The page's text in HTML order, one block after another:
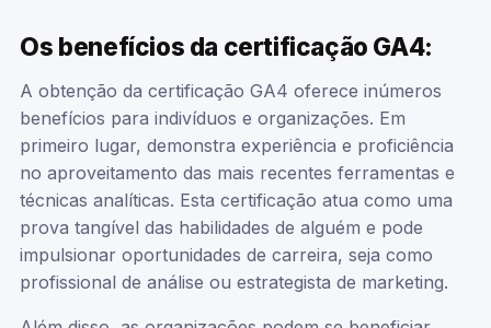
Os benefícios da certificação GA4:
A obtenção da certificação GA4 oferece inúmeros
benefícios para indivíduos e organizações. Em
primeiro lugar, demonstra experiência e proficiência
no aproveitamento das mais recentes ferramentas e
técnicas analíticas. Esta certificação atua como uma
prova tangível das habilidades de alguém e pode
impulsionar oportunidades de carreira, seja como
profissional de análise ou estrategista de marketing.